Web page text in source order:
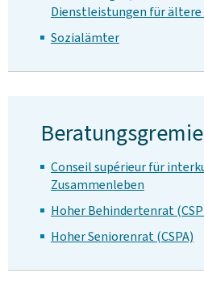
Dienstleistungen für ältere
Sozialämter
Conseil supérieur für
Zusammenleben
Hoher Behindertenrat
Hoher Seniorenrat (CSPA)